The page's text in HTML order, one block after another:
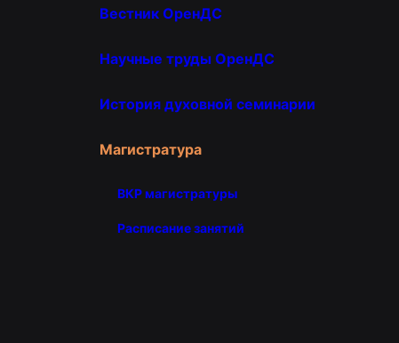
Вестник ОренДС
Научные труды ОренДС
История духовной семинарии
Магистратура
ВКР магистратуры
Расписание занятий